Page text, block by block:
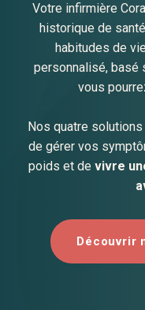
Votre infirmière
historique de
habitudes de
personnalisé, basé
vous
Nos quatre
de gérer vos
poids et de vivre
Découvrir